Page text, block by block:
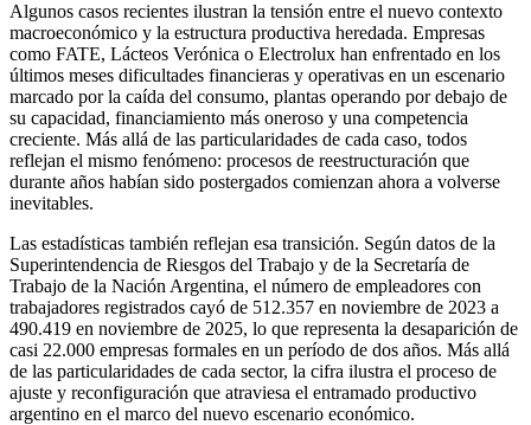
Algunos casos recientes ilustran la tensión entre el nuevo contexto
macroeconómico y la estructura productiva heredada. Empresas
como FATE, Lácteos Verónica o Electrolux han enfrentado en los
últimos meses dificultades financieras y operativas en un escenario
marcado por la caída del consumo, plantas operando por debajo de
su capacidad, financiamiento más oneroso y una competencia
creciente. Más allá de las particularidades de cada caso, todos
reflejan el mismo fenómeno: procesos de reestructuración que
durante años habían sido postergados comienzan ahora a volverse
inevitables.
Las estadísticas también reflejan esa transición. Según datos de la
Superintendencia de Riesgos del Trabajo y de la Secretaría de
Trabajo de la Nación Argentina, el número de empleadores con
trabajadores registrados cayó de 512.357 en noviembre de 2023 a
490.419 en noviembre de 2025, lo que representa la desaparición de
casi 22.000 empresas formales en un período de dos años. Más allá
de las particularidades de cada sector, la cifra ilustra el proceso de
ajuste y reconfiguración que atraviesa el entramado productivo
argentino en el marco del nuevo escenario económico.